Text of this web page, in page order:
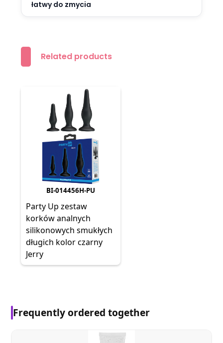
łatwy do zmycia
Related products
BI-014456H-PU
Party Up zestaw
korków analnych
silikonowych smukłych
długich kolor czarny
Jerry
Frequently ordered together